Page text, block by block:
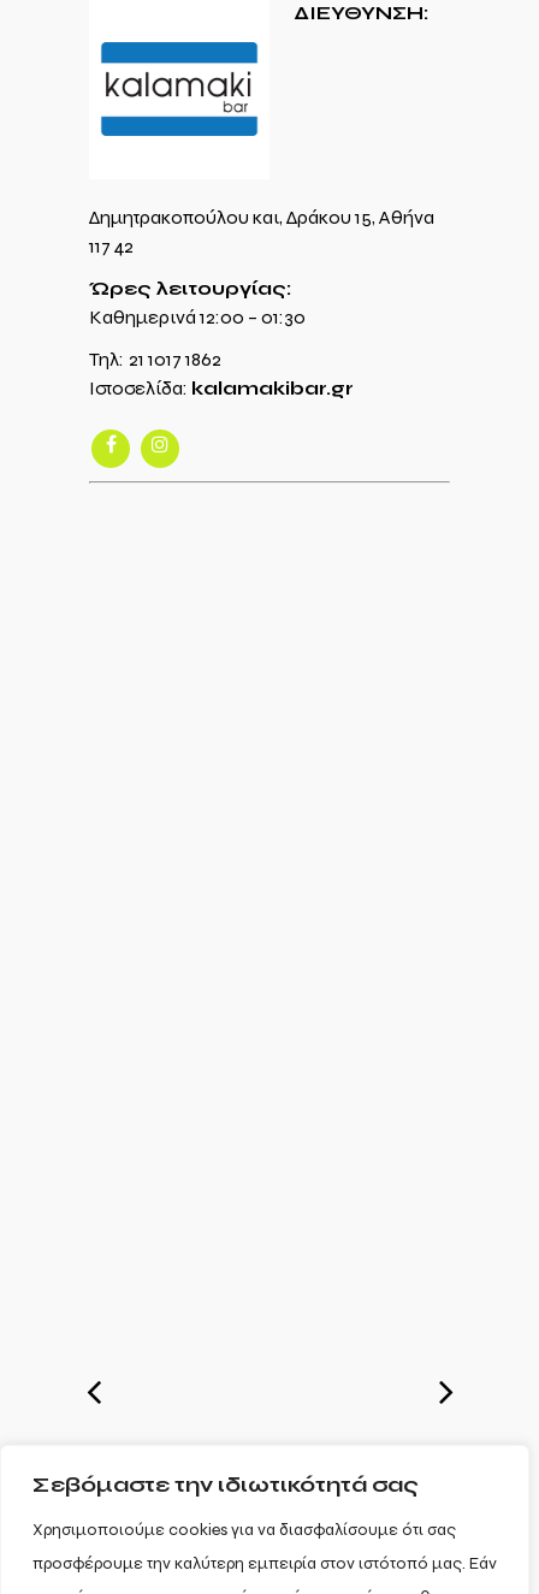
Σεβόμαστε την ιδιωτικότητά σας
Χρησιμοποιούμε cookies για να διασφαλίσουμε ότι σας
προσφέρουμε την καλύτερη εμπειρία στον ιστότοπό μας. Εάν
ΔΙΕΥΘΥΝΣΗ:
Δημητρακοπούλου και, Δράκου 15, Αθήνα
117 42
Ώρες λειτουργίας:
Καθημερινά 12:00 – 01:30
Τηλ: 21 1017 1862
Ιστοσελίδα: kalamakibar.gr